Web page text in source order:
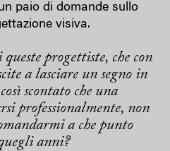
paio di domande sullo
visiva.
progettiste, che con
a lasciare un segno in
scontato che una
professionalmente, non
a che punto
anni?